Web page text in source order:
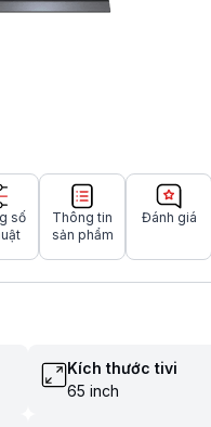
số
Thông tin
sản phẩm
Đánh giá
Kích thước tivi
65 inch